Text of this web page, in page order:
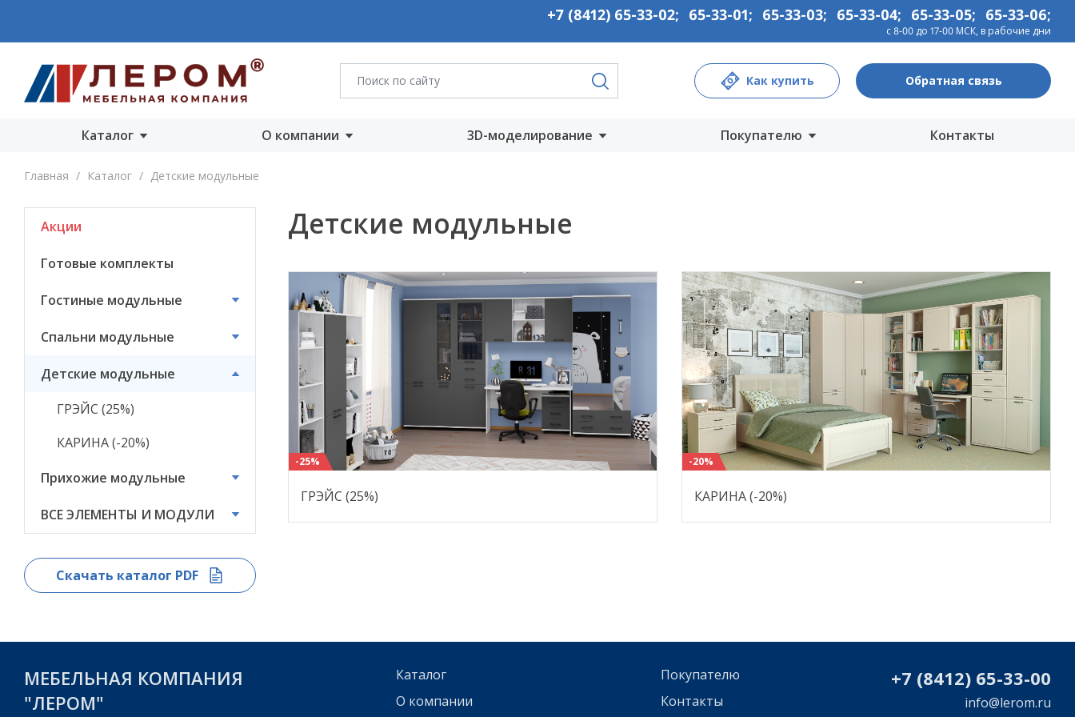
+7 (8412) 65-33-02; 65-33-01; 65-33-03; 65-33-04; 65-33-05; 65-33-06;
с 8-00 до 17-00 МСК, в рабочие дни
Как купить Обратная связь
Каталог
Акции
Детские модульные
Прихожие
ВСЕ ЭЛЕМЕНТЫ И
МОДУЛИ
О компании
Награды
Новости
3D-моделирование
компьютер
Покупателю
Информация
Прайс-лист
Контакты
Главная / Каталог / Детские модульные
Акции
Готовые комплекты
Гостиные модульные
Спальни модульные
Детские модульные
ГРЭЙС (25%)
КАРИНА (-20%)
Прихожие модульные
ВСЕ ЭЛЕМЕНТЫ И МОДУЛИ
Скачать каталог PDF
Детские модульные
-25%
ГРЭЙС (25%)
-20%
КАРИНА (-20%)
МЕБЕЛЬНАЯ КОМПАНИЯ
"ЛЕРОМ"
Каталог
О компании
Покупателю
Контакты
+7 (8412) 65-33-00
info@lerom.ru